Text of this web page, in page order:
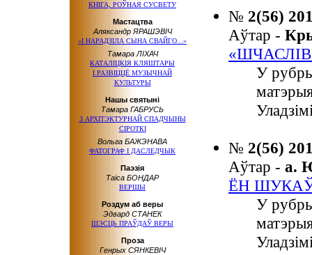
КНІГА, РОЎНАЯ СУСВЕТУ
Мастацтва
Аляксандр ЯРАШЭВІЧ
«І НАРАДЗІЛА СЫНА СВАЙГО...»
Тамара ЛІХАЧ
КАТАЛІЦКІЯ КЛЯШТАРЫ
І РАЗВІЦЦЁ МУЗЫЧНАЙ
КУЛЬТУРЫ
Нашы святыні
Тамара ГАБРУСЬ
З АРХІТЭКТУРНАЙ СПАДЧЫНЫ
СІРОТКІ
Вольга БАЖЭНАВА
ФАТОГРАФ І ДАСЛЕДЧЫК
Паэзія
Таіса БОНДАР
ВЕРШЫ
Роздум аб веры
Эдвард СТАНЕК
ШЭСЦЬ ПРАЎДАЎ ВЕРЫ
Проза
Генрых СЯНКЕВІЧ
№ 2(56)
Аўтар -
У
№ 2(56)
Аўтар - а.
ЁН ШУКАЎ
У